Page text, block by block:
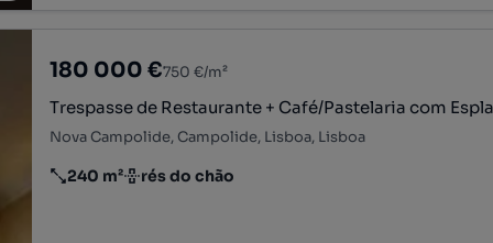
180 000 €750 €/m²
Trespasse de Restaurante + Café/Pastelaria com
Nova Campolide, Campolide, Lisboa, Lisboa
Preço por metro quadrado
240 m²
Andar rés do chão